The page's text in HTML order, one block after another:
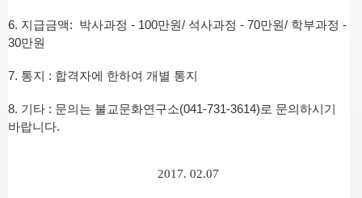
6. 지급금액: 박사과정 - 100만원/ 석사과정 - 70만원/ 학부과정 -
30만원
7. 통지 : 합격자에 한하여 개별 통지
8. 기타 : 문의는 불교문화연구소(041-731-3614)로 문의하시기
바랍니다.
2017. 02.07